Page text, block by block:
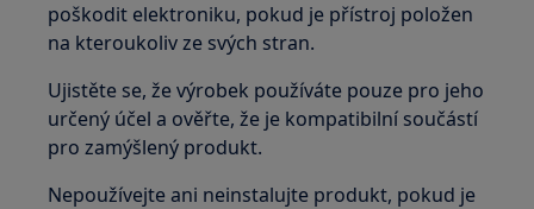
poškodit elektroniku, pokud je přístroj položen
na kteroukoliv ze svých stran.
Ujistěte se, že výrobek používáte pouze pro jeho
určený účel a ověřte, že je kompatibilní součástí
pro zamýšlený produkt.
Nepoužívejte ani neinstalujte produkt, pokud je